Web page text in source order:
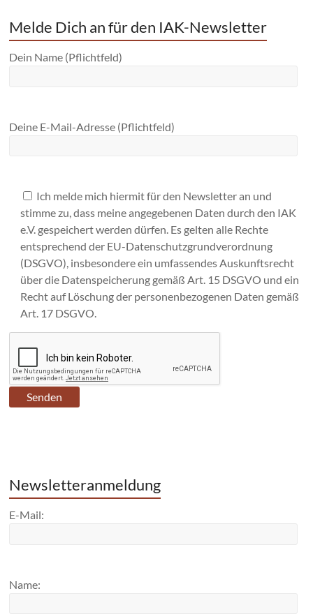
Melde Dich an für den IAK-Newsletter
Dein Name (Pflichtfeld)
Deine E-Mail-Adresse (Pflichtfeld)
Ich melde mich hiermit für den Newsletter an und
stimme zu, dass meine angegebenen Daten durch den IAK
e.V. gespeichert werden dürfen. Es gelten alle Rechte
entsprechend der EU-Datenschutzgrundverordnung
(DSGVO), insbesondere ein umfassendes Auskunftsrecht
über die Datenspeicherung gemäß Art. 15 DSGVO und ein
Recht auf Löschung der personenbezogenen Daten gemäß
Art. 17 DSGVO.
Newsletteranmeldung
E-Mail:
Name: